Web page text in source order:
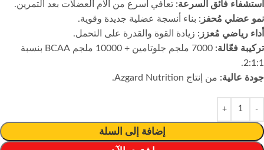
استشفاء فائق السرعة: تعافي أسرع من آلام العضلات بعد التمرين.
نمو عضلي مُحفز: بناء أنسجة عضلية جديدة وقوية.
أداء رياضي مُعزز: زيادة القوة والقدرة على التحمل.
تركيبة فعّالة:
7000 ملجم جلوتامين + 10000 ملجم BCAA بنسبة
2:1:1.
جودة عالية: من إنتاج Azgard Nutrition.
إضافة إلى السلة